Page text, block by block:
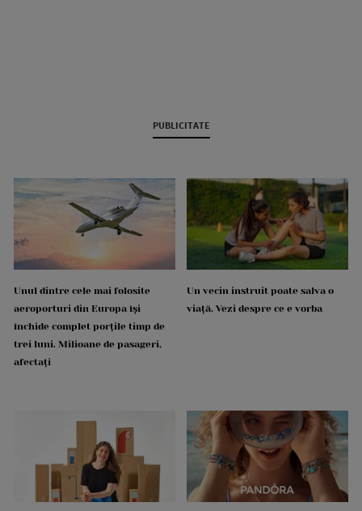
PUBLICITATE
Unul dintre cele mai folosite
aeroporturi din Europa își
închide complet porțile timp de
trei luni. Milioane de pasageri,
afectați
Un vecin instruit poate salva o
viață. Vezi despre ce e vorba